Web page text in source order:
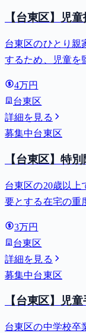
【台東区】児
台東区のひとり親
するため、児童を
4万円
台東区
詳細を見る
募集中台東区
【台東区】特
台東区の20歳以上
要とする在宅の重
3万円
台東区
詳細を見る
募集中台東区
【台東区】児
台東区の中学校卒